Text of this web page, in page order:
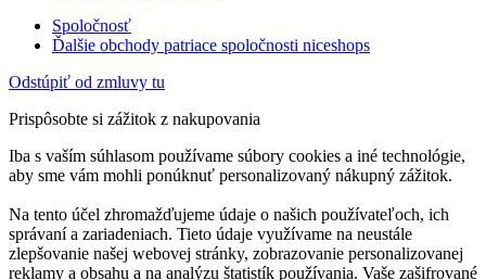
Spoločnosť
Ďalšie obchody patriace spoločnosti niceshops
Odstúpiť od zmluvy tu
Prispôsobte si zážitok z nakupovania
Iba s vaším súhlasom používame súbory cookies a iné technológie,
aby sme vám mohli ponúknuť personalizovaný nákupný zážitok.
Na tento účel zhromažďujeme údaje o našich používateľoch, ich
správaní a zariadeniach. Tieto údaje využívame na neustále
zlepšovanie našej webovej stránky, zobrazovanie personalizovanej
reklamy a obsahu a na analýzu štatistík používania. Vaše zašifrované